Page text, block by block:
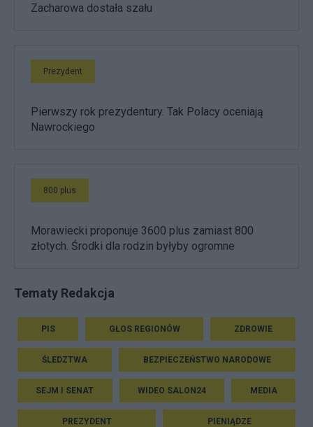
Zacharowa dostała szału
Prezydent
Pierwszy rok prezydentury. Tak Polacy oceniają
Nawrockiego
800 plus
Morawiecki proponuje 3600 plus zamiast 800
złotych. Środki dla rodzin byłyby ogromne
Tematy Redakcja
PIS GŁOS REGIONÓW ZDROWIE
ŚLEDZTWA BEZPIECZEŃSTWO NARODOWE
SEJM I SENAT WIDEO SALON24 MEDIA
PREZYDENT PIENIĄDZE